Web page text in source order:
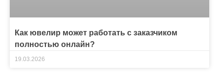
Как ювелир может работать с заказчиком
полностью онлайн?
19.03.2026